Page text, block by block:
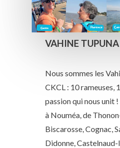
VAHINE TUPUNA
Nous sommes les
CKCL : 10 rameuses,
passion qui nous unit
à Nouméa, de
Biscarosse, Cognac,
Didonne,